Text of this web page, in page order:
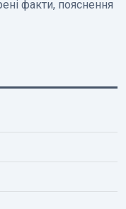
факти, пояснення